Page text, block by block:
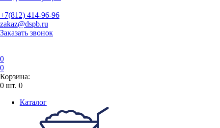
+7(812) 414-96-96
zakaz@dspb.ru
Заказать звонок
0
0
Корзина:
0 шт. 0
Каталог